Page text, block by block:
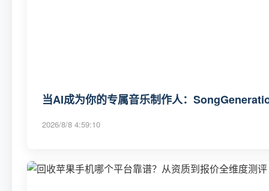
当AI成为你的专属音乐制作人：
2026/8/8 4:59:10